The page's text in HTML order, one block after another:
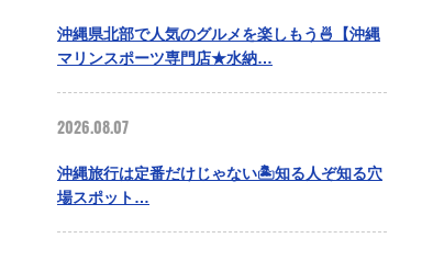
沖縄県北部で人気のグルメを楽しもう🍜【沖縄
マリンスポーツ専門店★水納…
2026.08.07
沖縄旅行は定番だけじゃない🏝️知る人ぞ知る穴
場スポット…